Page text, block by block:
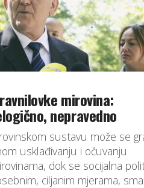
mirovina:
nepravedno
sustavu može se
usklađivanju i očuvanju
dok se socijalna
ciljanim mjerama,